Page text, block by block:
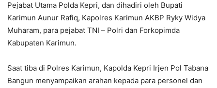
Pejabat Utama Polda Kepri, dan dihadiri oleh Bupati
Karimun Aunur Rafiq, Kapolres Karimun AKBP Ryky Widya
Muharam, para pejabat TNI – Polri dan Forkopimda
Kabupaten Karimun.
Saat tiba di Polres Karimun, Kapolda Kepri Irjen Pol Tabana
Bangun menyampaikan arahan kepada para personel dan